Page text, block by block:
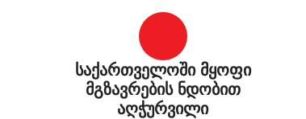
საქართველოში მყოფი
მგზავრების ნდობით
აღჭურვილი